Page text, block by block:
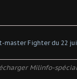
master Fighter du 22
Milinfo-